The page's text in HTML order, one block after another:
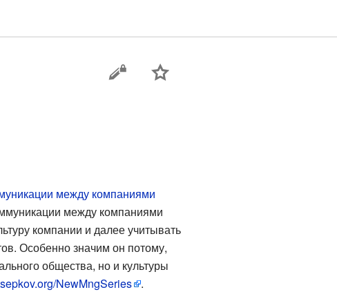
между компаниями
между компаниями
компании и далее учитывать
Особенно значим он потому,
общества, но и культуры
NewMngSeries .